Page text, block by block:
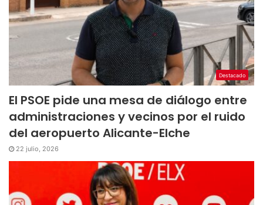
Destacado
El PSOE pide una mesa de diálogo entre
administraciones y vecinos por el ruido
del aeropuerto Alicante-Elche
22 julio, 2026